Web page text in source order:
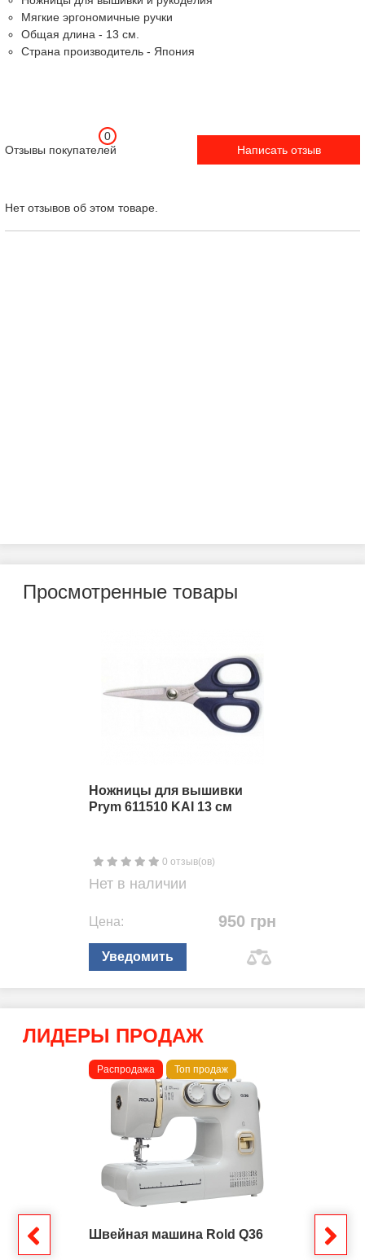
Мягкие эргономичные ручки
Общая длина - 13 см.
Страна производитель - Япония
Отзывы покупателей
0
Написать отзыв
Нет отзывов об этом товаре.
Просмотренные товары
Ножницы для вышивки
Prym 611510 KAI 13 см
0 отзыв(ов)
Нет в наличии
Цена: 950 грн
Уведомить
ЛИДЕРЫ ПРОДАЖ
Распродажа Топ продаж
Швейная машина Rold Q36